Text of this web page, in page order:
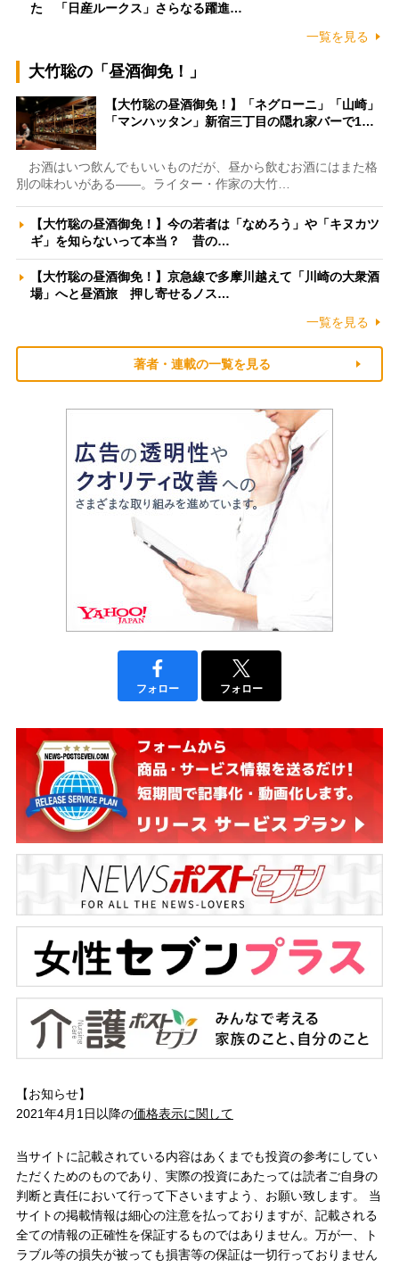
た 「日産ルークス」さらなる躍進…
一覧を見る
大竹聡の「昼酒御免！」
【大竹聡の昼酒御免！】「ネグローニ」「山崎」
「マンハッタン」新宿三丁目の隠れ家バーで1…
お酒はいつ飲んでもいいものだが、昼から飲むお酒にはまた格
別の味わいがある――。ライター・作家の大竹…
【大竹聡の昼酒御免！】今の若者は「なめろう」や「キヌカツ
ギ」を知らないって本当？ 昔の…
【大竹聡の昼酒御免！】京急線で多摩川越えて「川崎の大衆酒
場」へと昼酒旅 押し寄せるノス…
一覧を見る
著者・連載の一覧を見る
フォロー フォロー
【お知らせ】
2021年4月1日以降の価格表示に関して
当サイトに記載されている内容はあくまでも投資の参考にしてい
ただくためのものであり、実際の投資にあたっては読者ご自身の
判断と責任において行って下さいますよう、お願い致します。 当
サイトの掲載情報は細心の注意を払っておりますが、記載される
全ての情報の正確性を保証するものではありません。万が一、ト
ラブル等の損失が被っても損害等の保証は一切行っておりません